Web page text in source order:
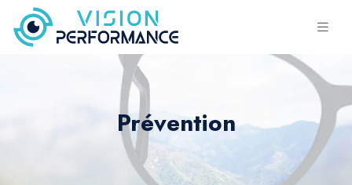
Prévention